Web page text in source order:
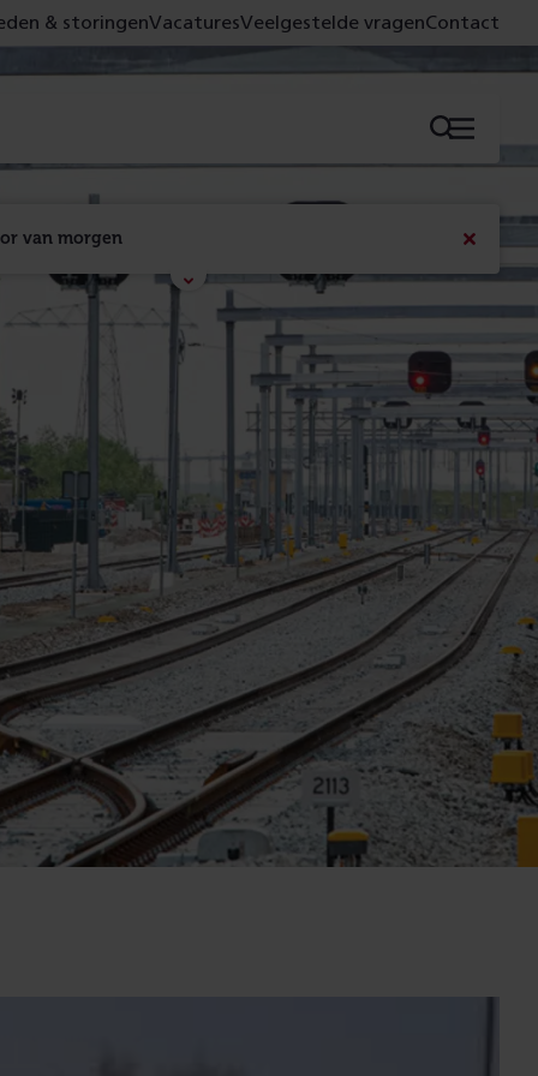
van morgen
Met de campagne 'Voor 't spoor naar morgen' laten
we zien wat er vandaag gebeurt en wat dat -
figuurlijk gezien - morgen oplevert.
sluiten
& storingenVacaturesVeelgestelde vragenContact
Menu